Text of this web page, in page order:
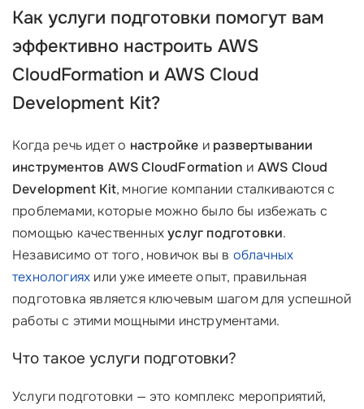
Как услуги подготовки помогут вам
эффективно настроить AWS
CloudFormation и AWS Cloud
Development Kit?
Когда речь идет о настройке и развертывании
инструментов AWS CloudFormation и AWS Cloud
Development Kit, многие компании сталкиваются с
проблемами, которые можно было бы избежать с
помощью качественныхуслуг подготовки.
Независимо от того, новичок вы в облачных
технологиях или уже имеете опыт, правильная
подготовка является ключевым шагом для успешной
работы с этими мощными инструментами.
Что такое услуги подготовки?
Услуги подготовки — это комплекс мероприятий,